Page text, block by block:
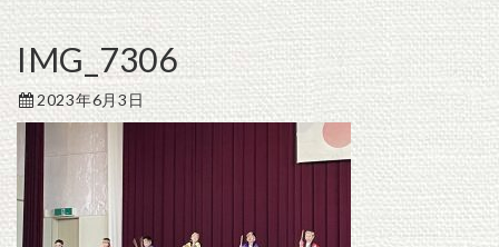
IMG_7306
2023年6月3日